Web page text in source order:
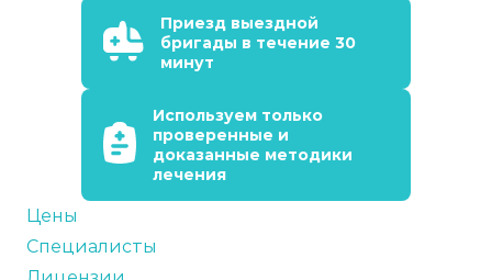
Приезд выездной
бригады в течение 30
минут
Используем только
проверенные и
доказанные методики
лечения
Цены
Специалисты